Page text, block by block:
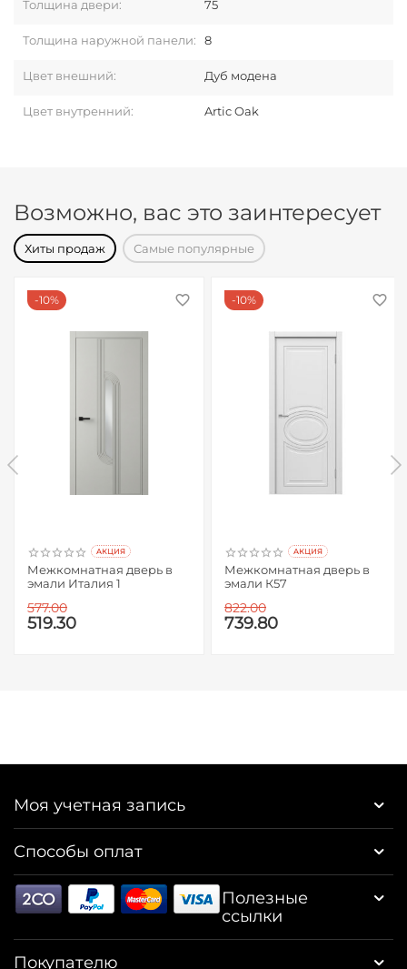
Толщина двери: 75
Толщина наружной панели: 8
Цвет внешний: Дуб модена
Цвет внутренний: Artic Oak
Возможно, вас это заинтересует
Хиты продаж Самые популярные
10%
AКЦИЯ
Межкомнатная дверь в
эмали Италия 1
577.00
519.30
10%
AКЦИЯ
Межкомнатная дверь в
эмали К57
822.00
739.80
Моя учетная запись
Способы оплат
Полезные
ссылки
Покупателю